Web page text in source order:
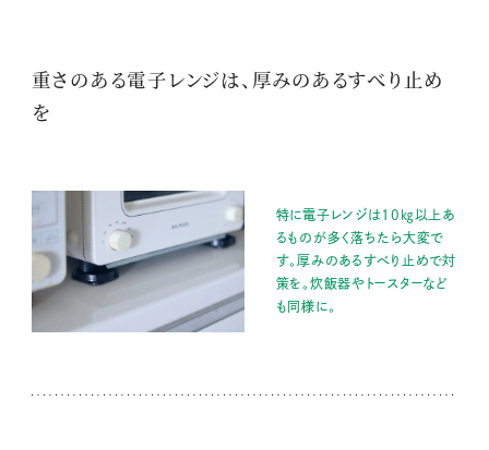
重さのある電子レンジは、厚みのあるすべり止め
を
特に電子レンジは10㎏以上あ
るものが多く落ちたら大変で
す。厚みのあるすべり止めで対
策を。炊飯器やトースターなど
も同様に。